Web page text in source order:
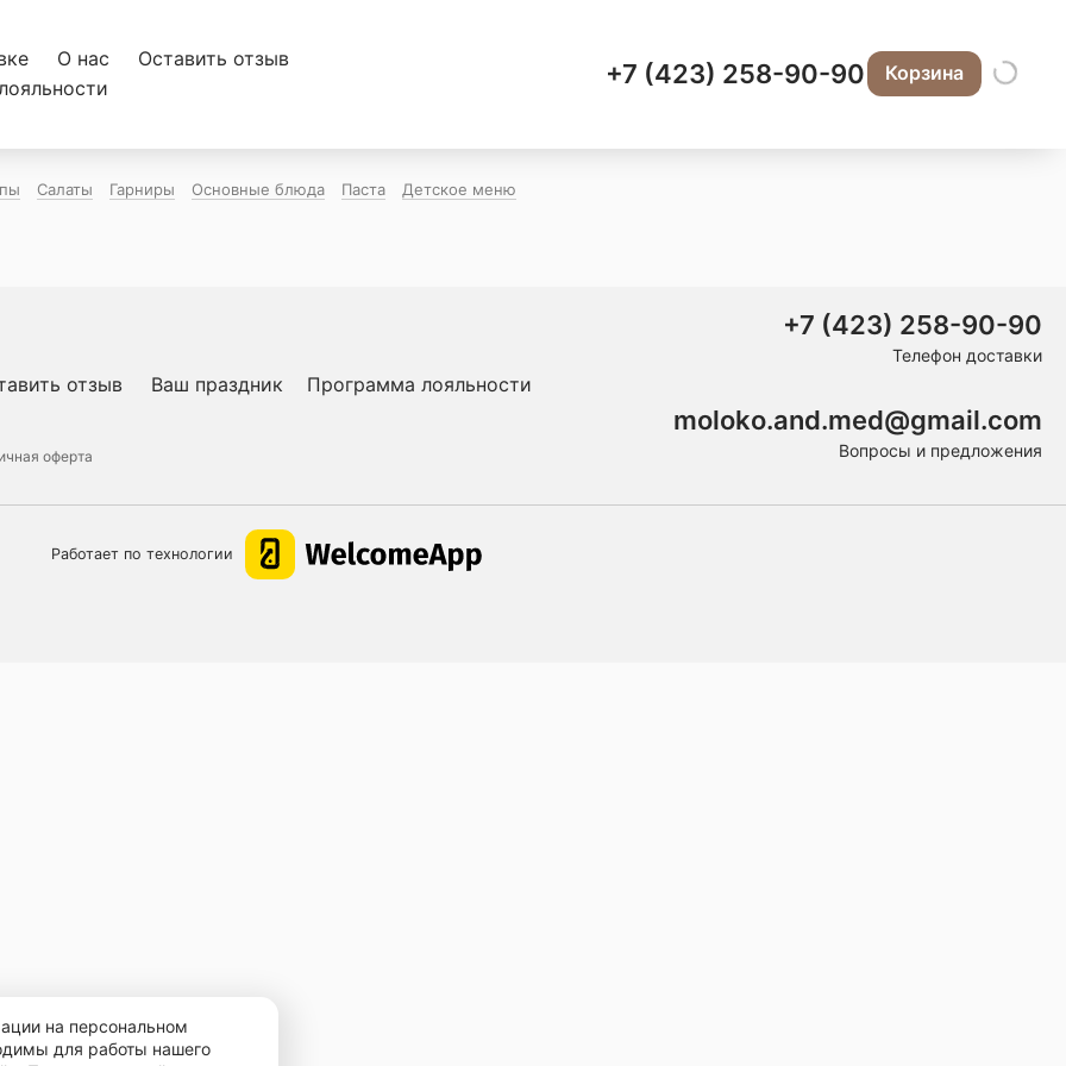
О нас
Оставить отзыв
+7 (423) 258-90-90 Корзина
Салаты Гарниры Основные блюда Паста Детское меню
отзыв Ваш праздник Программа лояльности
оферта
+7 (423) 258-90-90
Телефон доставки
moloko.and.med@gmail.com
Вопросы и предложения
Работает по технологии
на персональном
для работы нашего